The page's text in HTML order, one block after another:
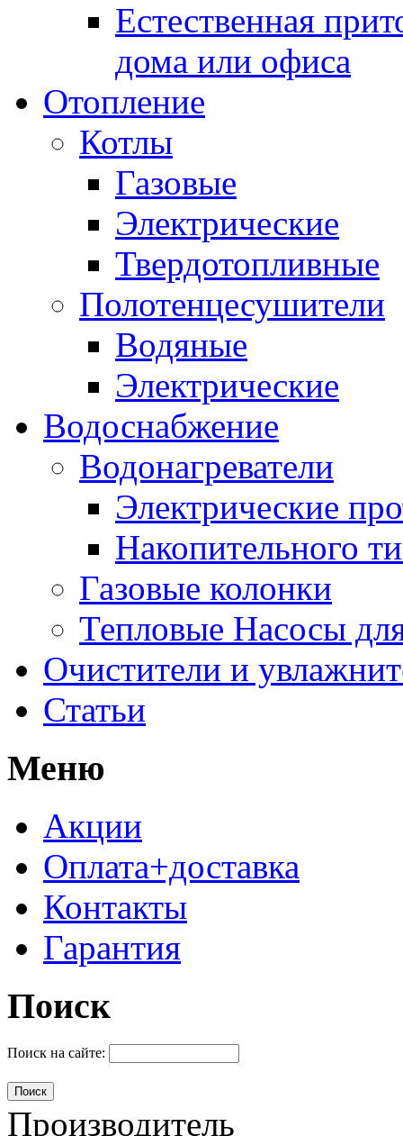
Естественная
дома или офиса
Отопление
Котлы
Газовые
Электрические
Твердотопливные
Полотенцесушители
Водяные
Электрические
Водоснабжение
Водонагреватели
Электрические
Накопительного
Газовые колонки
Тепловые Насосы
Очистители и
Статьи
Меню
Акции
Оплата+доставка
Контакты
Гарантия
Поиск
Поиск на сайте:
Производитель